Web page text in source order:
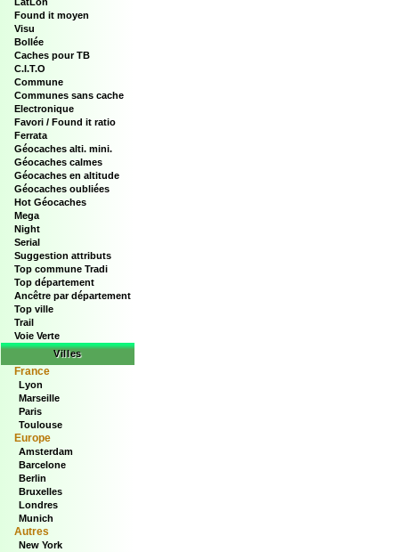
Found it moyen
Visu
Bollée
Caches pour TB
C.I.T.O
Commune
Communes sans cache
Electronique
Favori / Found it ratio
Ferrata
Géocaches alti. mini.
Géocaches calmes
Géocaches en altitude
Géocaches oubliées
Hot Géocaches
Mega
Night
Serial
Suggestion attributs
Top commune Tradi
Top département
Ancêtre par département
Top ville
Trail
Voie Verte
Villes
France
Lyon
Marseille
Paris
Toulouse
Europe
Amsterdam
Barcelone
Berlin
Bruxelles
Londres
Munich
Autres
New York